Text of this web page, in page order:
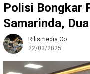
Polisi Bongkar
Samarinda,
Rilismedia.co
22/03/2025